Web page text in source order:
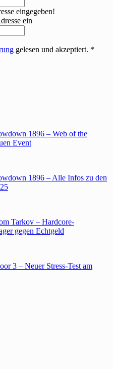
eingegeben!
ein
gelesen und akzeptiert. *
1896 – Web of the
Event
1896 – Alle Infos zu den
Tarkov – Hardcore-
gegen Echtgeld
3 – Neuer Stress-Test am